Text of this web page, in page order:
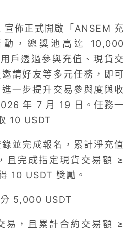
佈正式開啟「ANSEM 充
，總獎池高達 10,000
戶透過參與充值、現貨交
請好友等多元任務，即可
一步提升交易參與度與收
年 7 月 19 日。任務一
10 USDT
並完成報名，累計淨充值
且完成指定現貨交易額 ≥
10 USDT 獎勵。
5,000 USDT
易，且累計合約交易額 ≥